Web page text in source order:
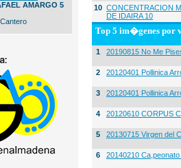
AMARGO 5
10 CONCENTRACION
DE IDAIRA 10
Top 5 im�genes por
1 20190815 No Me
2 20120401 Pollinica
3 20120401 Pollinica
4 20120610 CORPUS
5 20130715 Virgen del
6 20140210